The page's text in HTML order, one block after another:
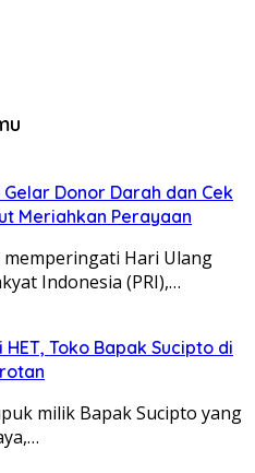
Gelar Donor Darah dan Cek
Meriahkan Perayaan
memperingati Hari Ulang
Indonesia (PRI),…
Toko Bapak Sucipto di
milik Bapak Sucipto yang